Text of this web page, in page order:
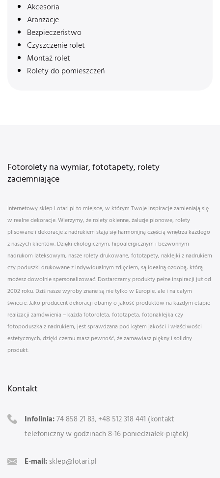
Akcesoria
Aranżacje
Bezpieczeństwo
Czyszczenie rolet
Montaż rolet
Rolety do pomieszczeń
Fotorolety na wymiar, fototapety, rolety
zaciemniające
Internetowy sklep Lotari.pl to miejsce, w którym Twoje inspiracje zamieniają się
w realne dekoracje. Wierzymy, że rolety okienne, żaluzje pionowe, rolety
plisowane i dekoracje z nadrukiem stają się harmonijną częścią wnętrza każdego
z naszych klientów. Dzięki ekologicznym, hipoalergicznym i bezwonnym
nadrukom lateksowym, nasze rolety drukowane, fototapety, naklejki z nadrukiem
czy poduszki drukowane z indywidualnym zdjęciem, są idealną ozdobą, którą
możesz dowolnie spersonalizować. Dostarczamy produkty pełne inspiracji już od
2002 roku. Dziś nasze wyroby znane są nie tylko w Europie, ale i na całym
świecie. Jako producent dekoracji dbamy o jakość produktów na każdym etapie
realizacji zamówienia – każda fotoroleta, fototapeta, fotonaklejka czy
fotopoduszka z nadrukiem, jest sprawdzana pod kątem jakości i właściwości
estetycznych, dzięki czemu masz pewność, że zamawiasz piękny i solidny
produkt.
Kontakt
Infolinia:74 858 21 83, +48 512 318 441 (kontakt
telefoniczny w godzinach 8-16 poniedziałek-piątek)
E-mail: sklep@lotari.pl